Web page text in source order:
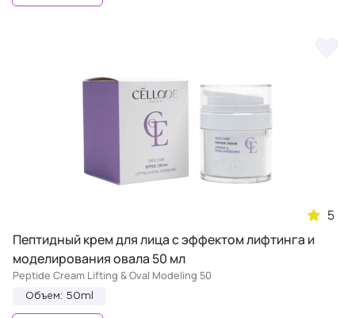
5
Пептидный крем для лица с эффектом лифтинга и
моделирования овала 50 мл
Peptide Cream Lifting & Oval Modeling 50
Объем: 50ml